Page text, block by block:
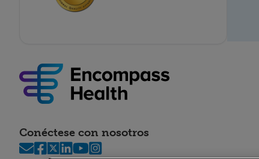
Conéctese con nosotros